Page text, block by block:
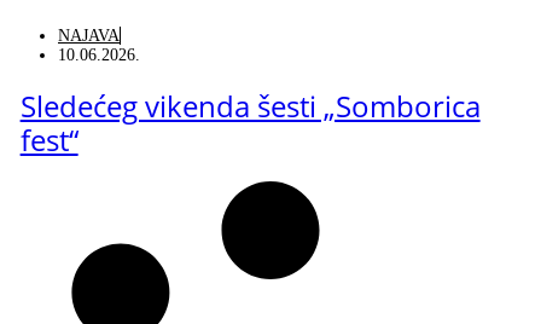
NAJAVA
10.06.2026.
Sledećeg vikenda šesti „Somborica
fest“